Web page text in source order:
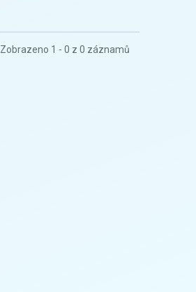
Zobrazeno 1 - 0 z 0 záznamů